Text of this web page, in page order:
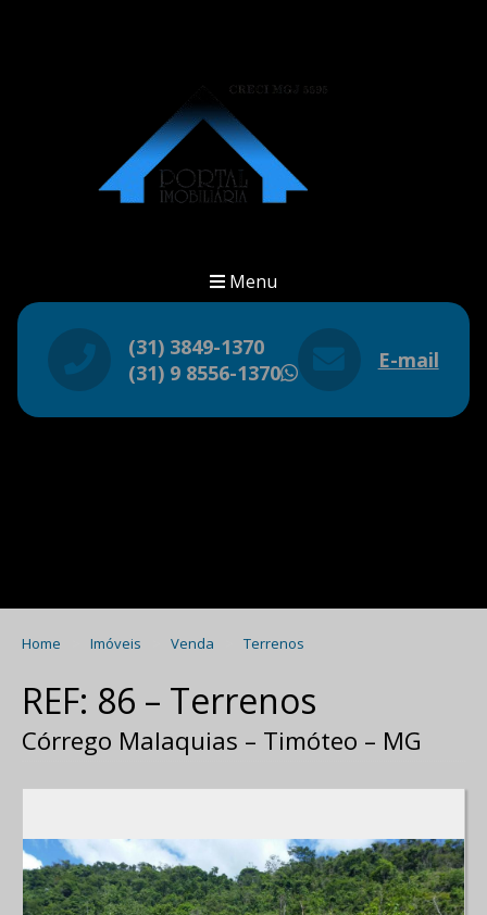
Menu
(31) 3849-1370
(31) 9 8556-1370
WhatsApp
E-mail
Home Imóveis Venda Terrenos
REF: 86 – Terrenos
Córrego Malaquias – Timóteo – MG